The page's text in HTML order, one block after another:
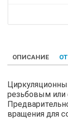
ОПИСАНИЕ
резьбовым
вращения для